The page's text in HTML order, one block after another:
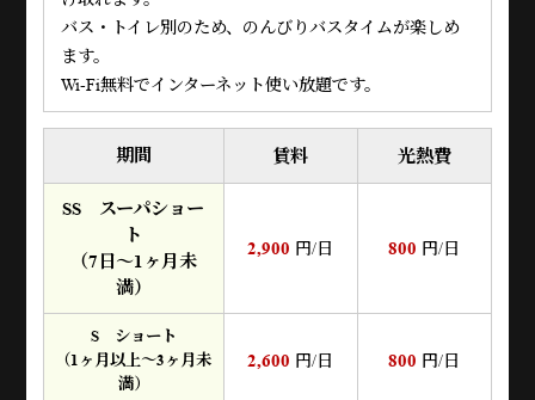
バス・トイレ別のため、のんびりバスタイムが楽しめ
ます。
Wi-Fi無料でインターネット使い放題です。
期間 賃料 光熱費
SS スーパショー
ト
（7日～1ヶ月未
満）
2,900 円/日 800 円/日
S ショート
（1ヶ月以上～3ヶ月未
満）
2,600 円/日 800 円/日